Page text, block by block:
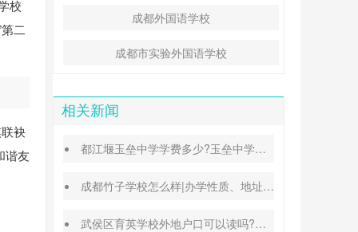
校
二
袂
谐友
成都外国语学校
成都市实验外国语学校
相关新闻
都江堰玉垒中学学费多少?玉垒中学录取分数线
成都竹子学校怎么样|办学性质、地址、学费汇总
武侯区育英学校外地户口可以读吗?转学插班条件